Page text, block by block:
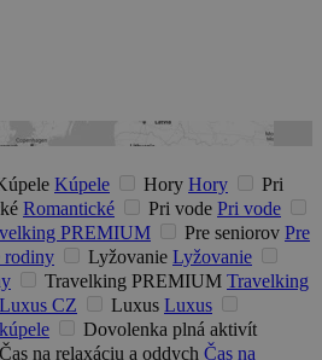
Kúpele Hory Hory
Pri
Romantické Pri vode Pri vode
PREMIUM Pre seniorov Pre
rodiny Lyžovanie Lyžovanie
Travelking PREMIUM Travelking
Luxus CZ Luxus Luxus
Dovolenka plná aktivít
Čas na relaxáciu a oddych Čas na